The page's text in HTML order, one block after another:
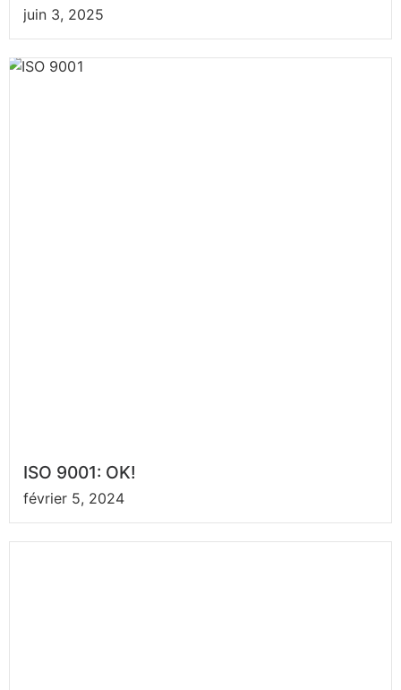
juin 3, 2025
ISO 9001: OK!
février 5, 2024